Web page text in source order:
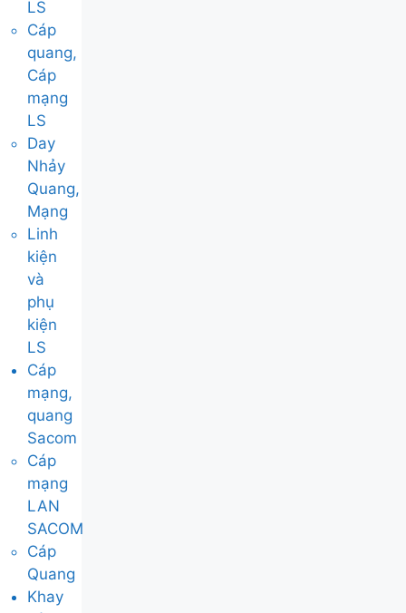
LS
Cáp
quang,
Cáp
mạng
LS
Day
Nhảy
Quang,
Mạng
Linh
kiện
và
phụ
kiện
LS
Cáp
mạng,
quang
Sacom
Cáp
mạng
LAN
SACOM
Cáp
Quang
Khay